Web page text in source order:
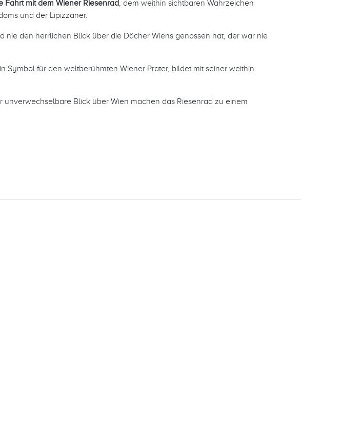
Fahrt mit dem Wiener Riesenrad, dem weithin sichtbaren Wahrzeichen
und der Lipizzaner.
den herrlichen Blick über die Dächer Wiens genossen hat, der war nie
Symbol für den weltberühmten Wiener Prater, bildet mit seiner weithin
Blick über Wien machen das Riesenrad zu einem